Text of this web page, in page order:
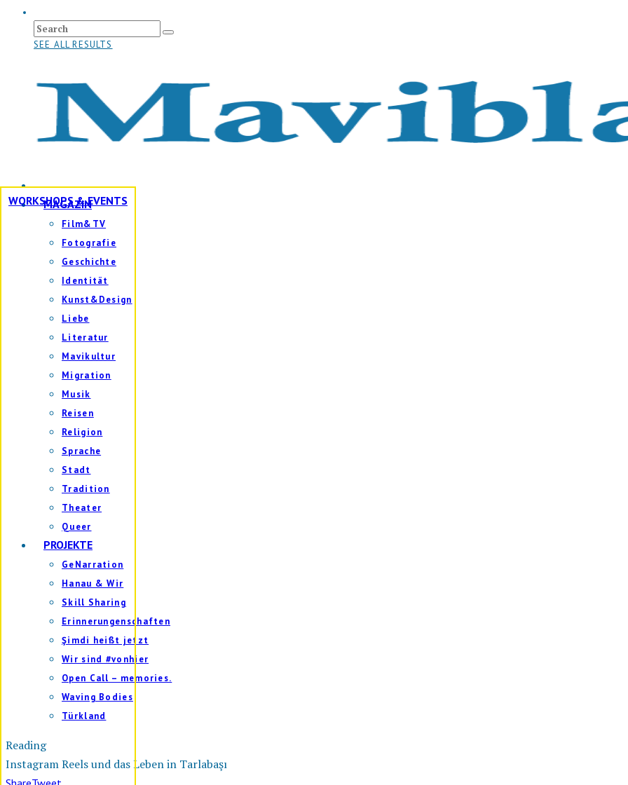
SEE ALL RESULTS
WORKSHOPS & EVENTS
MAGAZIN
Film&TV
Fotografie
Geschichte
Identität
Kunst&Design
Liebe
Literatur
Mavikultur
Migration
Musik
Reisen
Religion
Sprache
Stadt
Tradition
Theater
Queer
PROJEKTE
GeNarration
Hanau & Wir
Skill Sharing
Erinnerungenschaften
Şimdi heißt jetzt
Wir sind #vonhier
Open Call – memories.
Waving Bodies
Türkland
Reading
Instagram Reels und das Leben in Tarlabaşı